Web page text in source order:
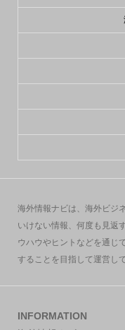
海外情報ナビは、海外ビジ
いけない情報、何度も見返
ウハウやヒントなどを通じ
することを目指して運営し
INFORMATION